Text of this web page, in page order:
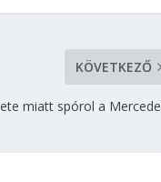
KÖVETKEZŐ
miatt spórol a